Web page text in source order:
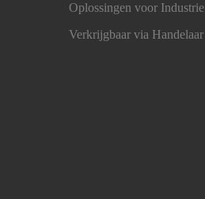
Oplossingen voor Industrie
Verkrijgbaar via Handelaar